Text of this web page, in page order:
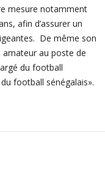
mesure notamment
afin d’assurer un
De même son
au poste de
du football
football sénégalais».